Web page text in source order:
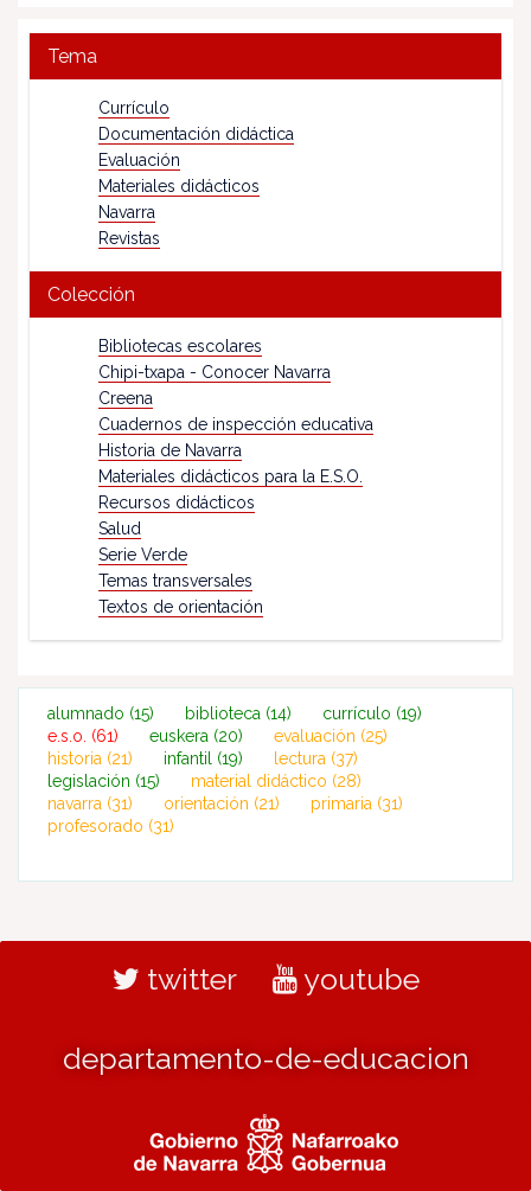
Tema
Currículo
Documentación didáctica
Evaluación
Materiales didácticos
Navarra
Revistas
Colección
Bibliotecas escolares
Chipi-txapa - Conocer Navarra
Creena
Cuadernos de inspección educativa
Historia de Navarra
Materiales didácticos para la E.S.O.
Recursos didácticos
Salud
Serie Verde
Temas transversales
Textos de orientación
alumnado (15) biblioteca (14) currículo (19)
e.s.o. (61) euskera (20) evaluación (25)
historia (21) infantil (19) lectura (37)
legislación (15) material didáctico (28)
navarra (31) orientación (21) primaria (31)
profesorado (31)
twitter youtube
departamento-de-educacion